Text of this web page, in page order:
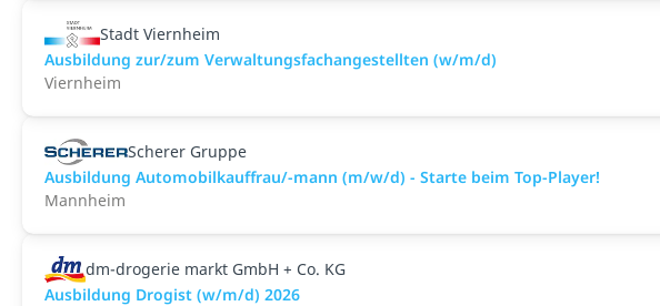
Stadt Viernheim
Ausbildung zur/zum Verwaltungsfachangestellten (w/m/d)
Viernheim
Scherer Gruppe
Ausbildung Automobilkauffrau/-mann (m/w/d) - Starte beim Top-Player!
Mannheim
dm-drogerie markt GmbH + Co. KG
Ausbildung Drogist (w/m/d) 2026